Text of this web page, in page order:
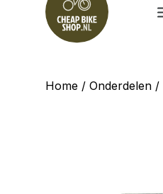
Home / Onderdelen /